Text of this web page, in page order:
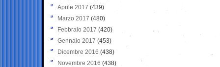
Aprile 2017 (439)
Marzo 2017 (480)
Febbraio 2017 (420)
Gennaio 2017 (453)
Dicembre 2016 (438)
Novembre 2016 (438)